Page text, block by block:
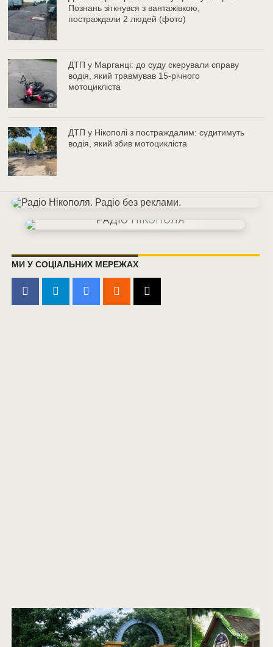
Познань зіткнувся з вантажівкою,
постраждали 2 людей (фото)
ДТП у Марганці: до суду скерували справу
водія, який травмував 15-річного
мотоцикліста
ДТП у Нікополі з постраждалим: судитимуть
водія, який збив мотоцикліста
МИ У СОЦІАЛЬНИХ МЕРЕЖАХ